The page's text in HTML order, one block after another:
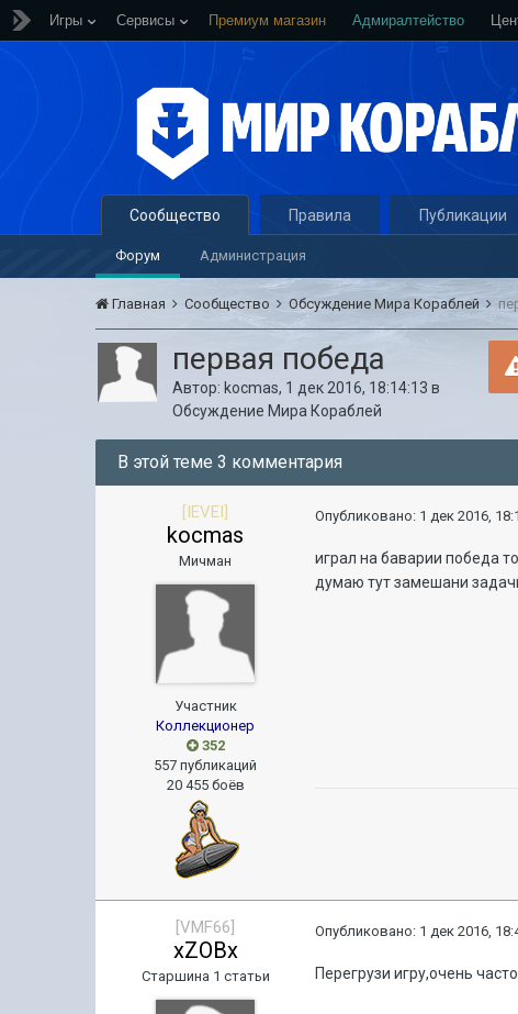
Игры Сервисы Премиум магазин Адмиралтейство
Сообщество
Форум Администрация
Правила Публикации
Главная Сообщество Обсуждение Мира Кораблей
первая победа
Автор: kocmas, 1 дек 2016, 18:14:13 в
Обсуждение Мира Кораблей
В этой теме 3 комментария
[IEVEI]
kocmas
Мичман
Участник
Коллекционер
352
557 публикаций
20 455 боёв
Опубликовано: 1 дек 2016,
играл на баварии победа
думаю тут замешани
[VMF66]
xZOBx
Старшина 1 статьи
Опубликовано: 1 дек 2016,
Перегрузи игру,очень